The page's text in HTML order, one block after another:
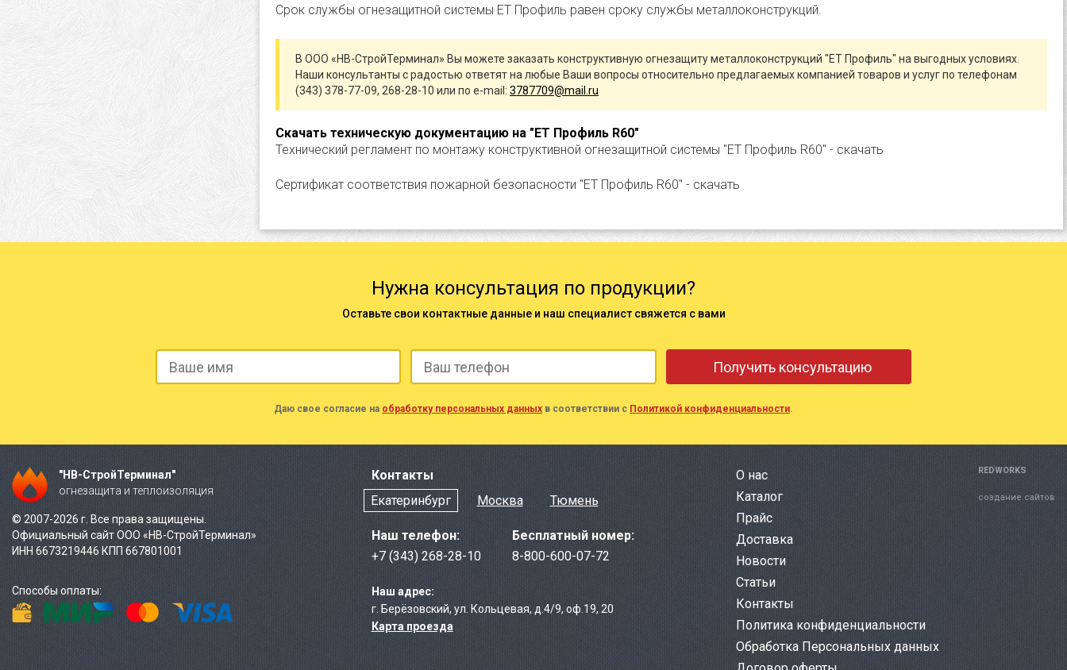
Срок службы огнезащитной системы ЕТ Профиль равен сроку службы металлоконструкций.
В ООО «НВ-СтройТерминал» Вы можете заказать конструктивную огнезащиту металлоконструкций "ЕТ Профиль" на выгодных условиях.
Наши консультанты с радостью ответят на любые Ваши вопросы относительно предлагаемых компанией товаров и услуг по телефонам
(343) 378-77-09, 268-28-10 или по e-mail: 3787709@mail.ru
Скачать техническую документацию на "ЕТ Профиль R60"
Технический регламент по монтажу конструктивной огнезащитной системы "ЕТ Профиль R60" - скачать
Сертификат соответствия пожарной безопасности "ЕТ Профиль R60" - скачать
Нужна консультация по продукции?
Оставьте свои контактные данные и наш специалист свяжется с вами
Даю свое согласие на обработку персональных данных в соответствии с Политикой конфиденциальности.
"НВ-СтройТерминал"
огнезащита и теплоизоляция
© 2007-2026 г. Все права защищены.
Официальный сайт ООО «НВ-СтройТерминал»
ИНН 6673219446 КПП 667801001
Способы оплаты:
Контакты
Екатеринбург
Москва Тюмень
Наш телефон:
+7 (343) 268-28-10
Бесплатный номер:
8-800-600-07-72
Наш адрес:
г. Берёзовcкий,ул. Кольцевая, д.4/9,оф.19, 20
Карта проезда
О нас
Каталог
Прайс
Доставка
Новости
Статьи
Контакты
Политика конфиденциальности
Обработка Персональных данных
REDWORKS
создание сайтов